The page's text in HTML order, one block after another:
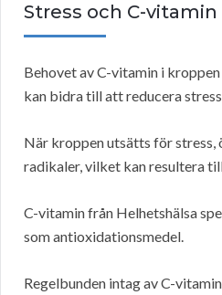
Stress och C-vitamin
Behovet av C-vitamin i
kan bidra till att reducera
När kroppen utsätts för
radikaler, vilket kan resultera
C-vitamin från Helhetshälsa
som antioxidationsmedel.
Regelbunden intag av C-